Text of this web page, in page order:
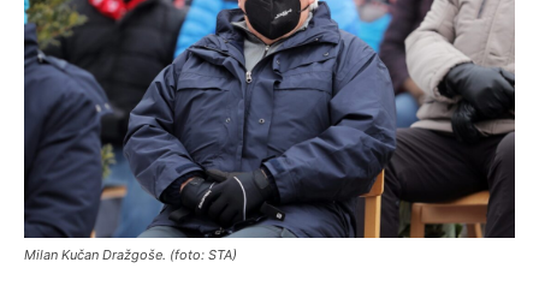
Milan Kučan Dražgoše. (foto: STA)